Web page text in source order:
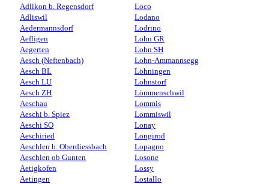
Adlikon b. Regensdorf
Adliswil
Aedermannsdorf
Aefligen
Aegerten
Aesch (Neftenbach)
Aesch BL
Aesch LU
Aesch ZH
Aeschau
Aeschi b. Spiez
Aeschi SO
Aeschiried
Aeschlen b. Oberdiessbach
Aeschlen ob Gunten
Aetigkofen
Aetingen
Loco
Lodano
Lodrino
Lohn GR
Lohn SH
Lohn-Ammannsegg
Löhningen
Lohnstorf
Lömmenschwil
Lommis
Lommiswil
Lonay
Longirod
Lopagno
Losone
Lossy
Lostallo